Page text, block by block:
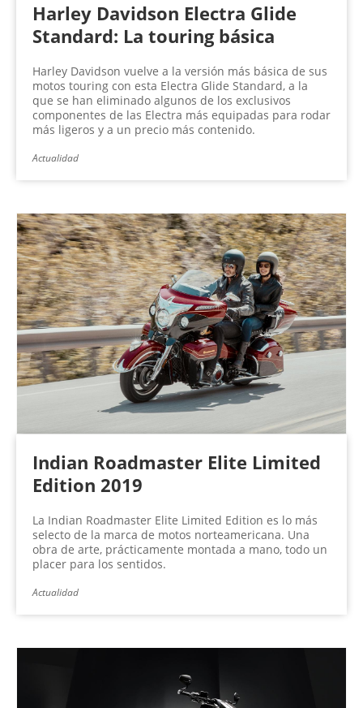
Harley Davidson Electra Glide
Standard: La touring básica
Harley Davidson vuelve a la versión más básica de sus
motos touring con esta Electra Glide Standard, a la
que se han eliminado algunos de los exclusivos
componentes de las Electra más equipadas para rodar
más ligeros y a un precio más contenido.
Actualidad
Indian Roadmaster Elite Limited
Edition 2019
La Indian Roadmaster Elite Limited Edition es lo más
selecto de la marca de motos norteamericana. Una
obra de arte, prácticamente montada a mano, todo un
placer para los sentidos.
Actualidad